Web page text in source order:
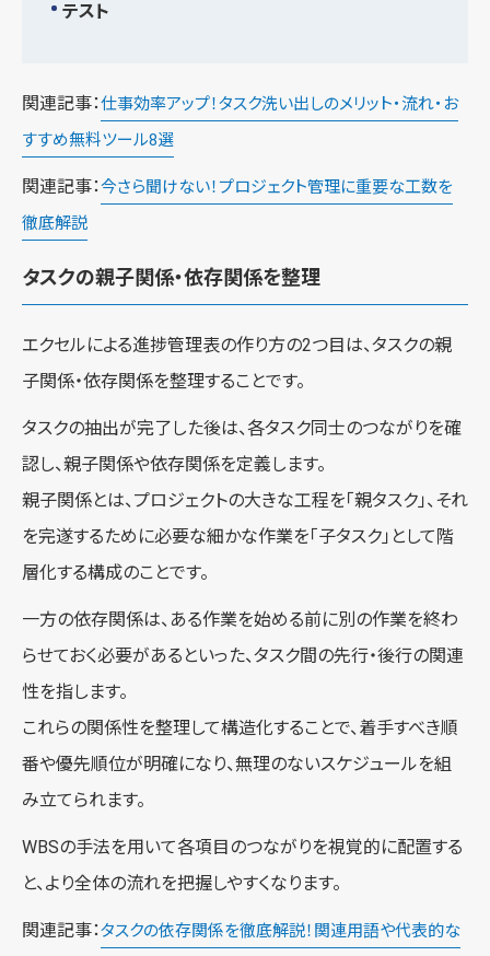
テスト
関連記事：仕事効率アップ！タスク洗い出しのメリット・流れ・お
すすめ無料ツール8選
関連記事：今さら聞けない！プロジェクト管理に重要な工数を
徹底解説
タスクの親子関係・依存関係を整理
エクセルによる進捗管理表の作り方の2つ目は、タスクの親
子関係・依存関係を整理することです。
タスクの抽出が完了した後は、各タスク同士のつながりを確
認し、親子関係や依存関係を定義します。
親子関係とは、プロジェクトの大きな工程を「親タスク」、それ
を完遂するために必要な細かな作業を「子タスク」として階
層化する構成のことです。
一方の依存関係は、ある作業を始める前に別の作業を終わ
らせておく必要があるといった、タスク間の先行・後行の関連
性を指します。
これらの関係性を整理して構造化することで、着手すべき順
番や優先順位が明確になり、無理のないスケジュールを組
み立てられます。
WBSの手法を用いて各項目のつながりを視覚的に配置する
と、より全体の流れを把握しやすくなります。
関連記事：タスクの依存関係を徹底解説！関連用語や代表的な